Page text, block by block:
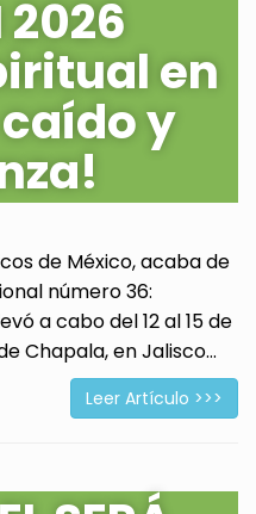
2026
en
y
de México, acaba de
número 36:
a cabo del 12 al 15 de
Chapala, en Jalisco...
Leer Artículo >>>